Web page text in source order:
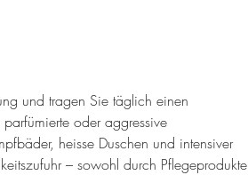
und tragen Sie täglich einen
oder aggressive
heisse Duschen und intensiver
– sowohl durch Pflegeprodukte